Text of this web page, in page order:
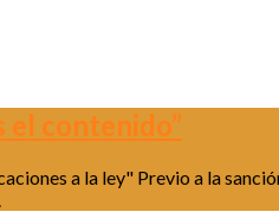
el contenido”
a la ley" Previo a la